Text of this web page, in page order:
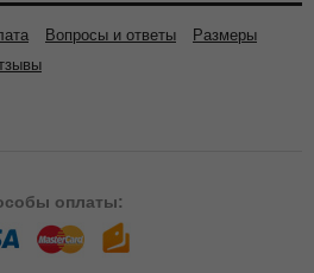
Вопросы и ответы
Размеры
оплаты: